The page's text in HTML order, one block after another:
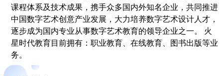
课程体系及技术成果，携手众多国内外知名企业，共同推进
中国数字艺术创意产业发展，大力培养数字艺术设计人才，
逐步成为国内专业从事数字艺术教育的领导企业之一。 火
星时代教育目前拥有：职业教育、在线教育、图书出版等业
务。